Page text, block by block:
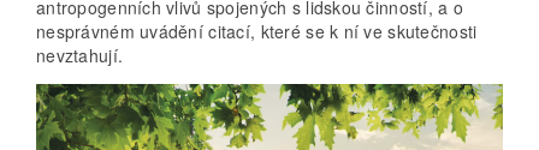
antropogenních vlivů spojených s lidskou činností, a o
nesprávném uvádění citací, které se k ní ve skutečnosti
nevztahují.